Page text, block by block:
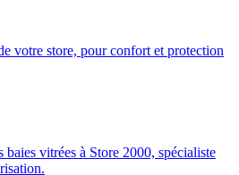
votre store, pour confort et protection
vitrées à Store 2000, spécialiste